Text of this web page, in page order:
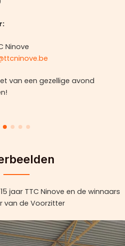
Ninove
van een gezellige avond
jaar TTC Ninove en de winnaars
van de Voorzitter